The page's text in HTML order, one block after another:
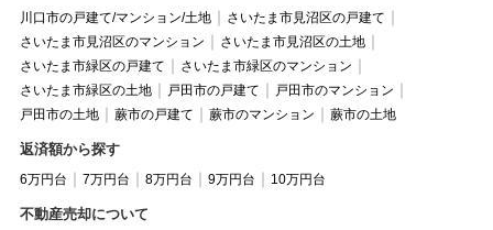
川口市の戸建て/マンション/土地
さいたま市見沼区の戸建て
さいたま市見沼区のマンション
さいたま市見沼区の土地
さいたま市緑区の戸建て
さいたま市緑区のマンション
さいたま市緑区の土地
戸田市の戸建て
戸田市のマンション
戸田市の土地
蕨市の戸建て 蕨市のマンション 蕨市の土地
返済額から探す
6万円台 7万円台 8万円台 9万円台 10万円台
不動産売却について